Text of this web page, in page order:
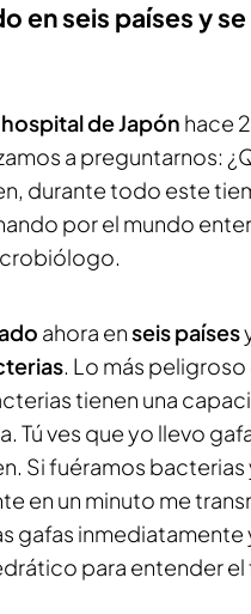
en seis países y
hospital de Japón hace
a preguntarnos:
durante todo este
por el mundo
ahora enseis países
. Lo más
tienen una
Tú ves que yo llevo
Si fuéramos
en un minuto me
gafas inmediatamente
para entender